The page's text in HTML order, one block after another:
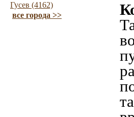
Гусев (4162)
все города >>